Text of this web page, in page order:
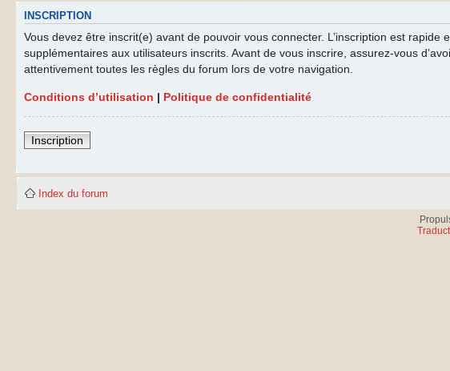
INSCRIPTION
Vous devez être inscrit(e) avant de pouvoir vous connecter. L’inscription est
supplémentaires aux utilisateurs inscrits. Avant de vous inscrire, assurez-vous
attentivement toutes les règles du forum lors de votre navigation.
Conditions d’utilisation | Politique de confidentialité
Inscription
Index du forum